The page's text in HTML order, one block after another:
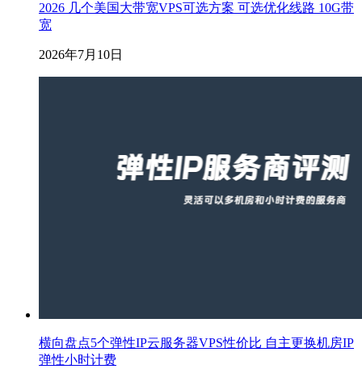
2026 几个美国大带宽VPS可选方案 可选优化线路 10G带
宽
2026年7月10日
横向盘点5个弹性IP云服务器VPS性价比 自主更换机房IP
弹性小时计费